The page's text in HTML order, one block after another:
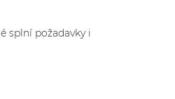
splní požadavky i